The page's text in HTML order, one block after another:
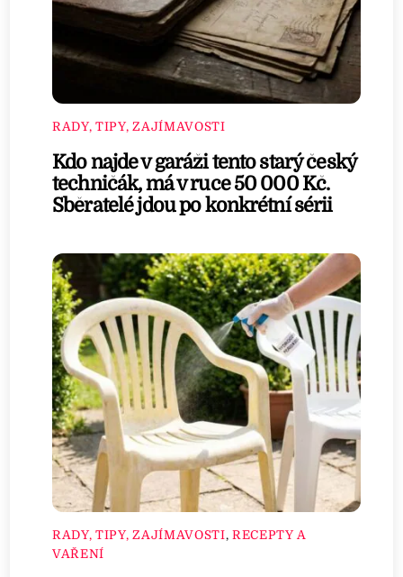
RADY, TIPY, ZAJÍMAVOSTI
Kdo najde v garáži tento starý český
techničák, má v ruce 50 000 Kč.
Sběratelé jdou po konkrétní sérii
RADY, TIPY, ZAJÍMAVOSTI, RECEPTY A
VAŘENÍ